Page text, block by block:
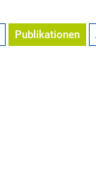
Publikationen